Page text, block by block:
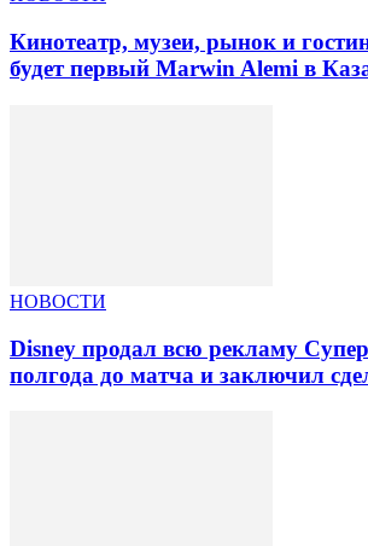
Кинотеатр, музеи, рынок и
будет первый Marwin Alemi в
НОВОСТИ
Disney продал всю рекламу
полгода до матча и заключил